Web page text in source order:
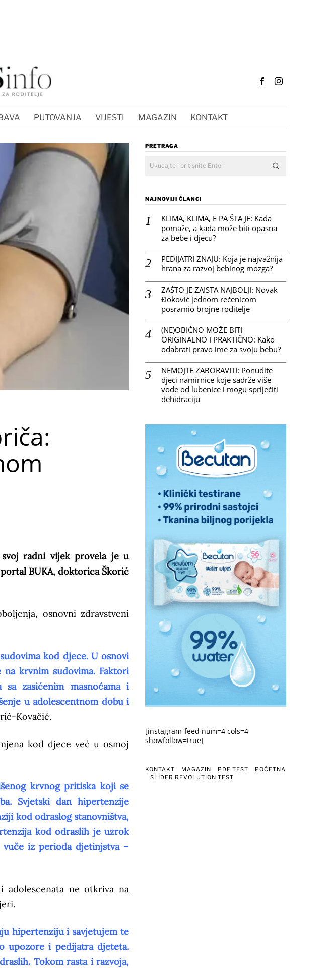
PUTOVANJA VIJESTI MAGAZIN KONTAKT
radni vijek provela je u
BUKA, doktorica Škorić
osnovni zdravstveni
kod djece. U osnovi
krvnim sudovima. Faktori
zasićenim masnoćama i
u adolescentnom dobu i
Kovačić.
kod djece već u osmoj
krvnog pritiska koji se
Svjetski dan hipertenzije
kod odraslog stanovništva,
kod odraslih je uzrok
iz perioda djetinjstva –
adolescenata ne otkriva na
hipertenziju i savjetujem te
upozore i pedijatra djeteta.
Tokom rasta i razvoja,
PRETRAGA
NAJNOVIJI ČLANCI
KLIMA, KLIMA, E PA ŠTA JE: Kada
pomaže, a kada može biti opasna
za bebe i djecu?
PEDIJATRI ZNAJU: Koja je najvažnija
hrana za razvoj bebinog mozga?
ZAŠTO JE ZAISTA NAJBOLJI: Novak
Đoković jednom rečenicom
posramio brojne roditelje
(NE)OBIČNO MOŽE BITI
ORIGINALNO I PRAKTIČNO: Kako
odabrati pravo ime za svoju bebu?
NEMOJTE ZABORAVITI: Ponudite
djeci namirnice koje sadrže više
vode od lubenice i mogu spriječiti
dehidraciju
[instagram-feed num=4 cols=4
showfollow=true]
KONTAKT MAGAZIN PDF TEST
POČETNA
SLIDER REVOLUTION TEST